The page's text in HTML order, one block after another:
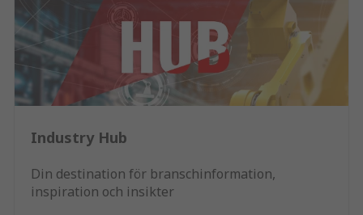
Industry Hub
Din destination för branschinformation,
inspiration och insikter